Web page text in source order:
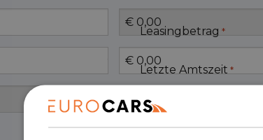
Leasingbetrag *
Letzte Amtszeit *